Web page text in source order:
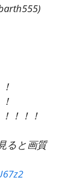
！！！
ると画質